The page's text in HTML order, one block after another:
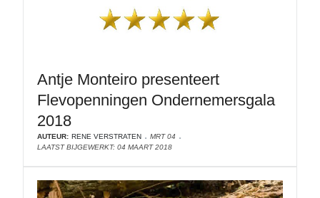
Antje Monteiro presenteert
Flevopenningen Ondernemersgala
2018
AUTEUR: RENE VERSTRATEN
MRT 04
LAATST BIJGEWERKT: 04 MAART 2018